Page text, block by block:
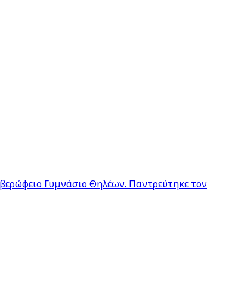
Γυμνάσιο Θηλέων. Παντρεύτηκε τον